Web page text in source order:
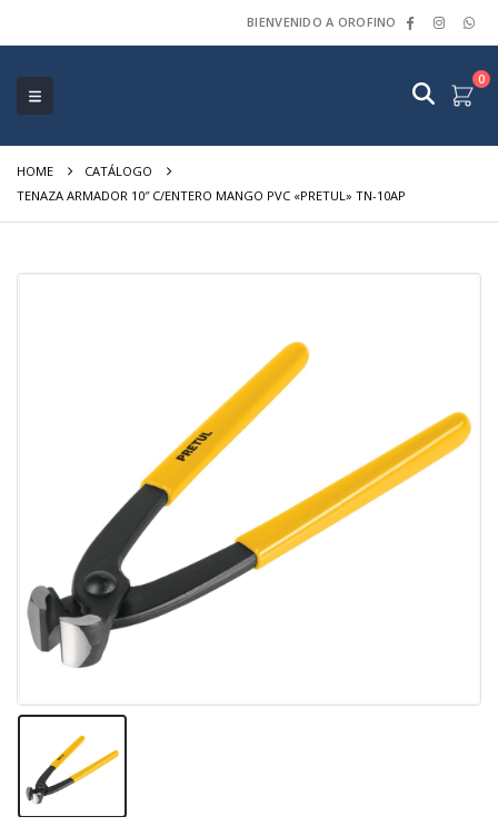
BIENVENIDO A OROFINO
0
HOME
CATÁLOGO
TENAZA ARMADOR 10″ C/ENTERO MANGO PVC «PRETUL» TN-10AP